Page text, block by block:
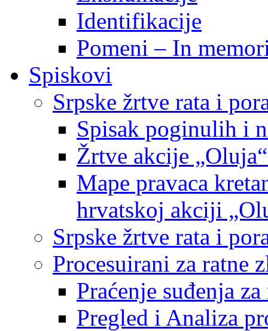
Identifikacije
Pomeni – In
Spiskovi
Srpske žrtve rata i
Spisak poginulih i
Žrtve akcije
Mape pravaca
hrvatskoj akciji
Srpske žrtve rata i
Procesuirani za ratne
Praćenje suđenja
Pregled i Analiza